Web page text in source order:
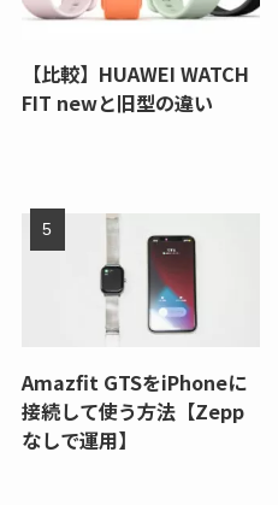
【比較】HUAWEI WATCH
FIT newと旧型の違い
Amazfit GTSをiPhoneに
接続して使う方法【Zepp
なしで運用】